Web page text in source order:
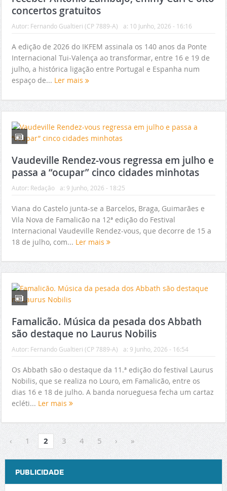
concertos gratuitos
Autor: Fernando Gualtieri (CP 7889-A) a: 10 Junho, 2026 - 16:16
A edição de 2026 do IKFEM assinala os 140 anos da Ponte
Internacional Tui-Valença ao transformar, entre 16 e 19 de
julho, a histórica ligação entre Portugal e Espanha num
espaço de... Ler mais
Vaudeville Rendez-vous regressa em julho e
passa a “ocupar” cinco cidades minhotas
Autor: Redação a: 9 Junho, 2026 - 18:25
Viana do Castelo junta-se a Barcelos, Braga, Guimarães e
Vila Nova de Famalicão na 12ª edição do Festival
Internacional Vaudeville Rendez-vous, que decorre de 15 a
18 de julho, com... Ler mais
Famalicão. Música da pesada dos Abbath
são destaque no Laurus Nobilis
Autor: Fernando Gualtieri (CP 7889-A) a: 9 Junho, 2026 - 16:54
Os Abbath são o destaque da 11.ª edição do festival Laurus
Nobilis, que se realiza no Louro, em Famalicão, entre os
dias 16 e 18 de julho. A banda norueguesa fecha um cartaz
ecléti... Ler mais
‹ 1 2 3 4 5 › »
PUBLICIDADE